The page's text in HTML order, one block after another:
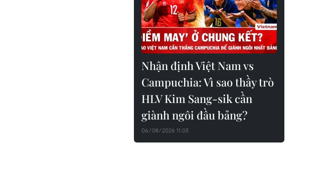
Nhận định Việt Nam vs
Campuchia: Vì sao thầy trò
HLV Kim Sang-sik cần
giành ngôi đầu bảng?
06/08/2026 11:05